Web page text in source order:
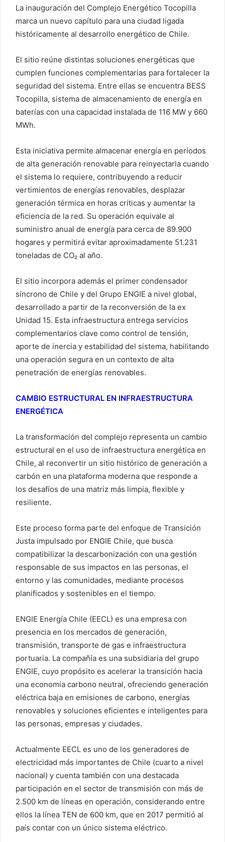
La inauguración del Complejo Energético Tocopilla
marca un nuevo capítulo para una ciudad ligada
históricamente al desarrollo energético de Chile.
El sitio reúne distintas soluciones energéticas que
cumplen funciones complementarias para fortalecer la
seguridad del sistema. Entre ellas se encuentra BESS
Tocopilla, sistema de almacenamiento de energía en
baterías con una capacidad instalada de 116 MW y 660
MWh.
Esta iniciativa permite almacenar energía en períodos
de alta generación renovable para reinyectarla cuando
el sistema lo requiere, contribuyendo a reducir
vertimientos de energías renovables, desplazar
generación térmica en horas críticas y aumentar la
eficiencia de la red. Su operación equivale al
suministro anual de energía para cerca de 89.900
hogares y permitirá evitar aproximadamente 51.231
toneladas de CO₂ al año.
El sitio incorpora además el primer condensador
síncrono de Chile y del Grupo ENGIE a nivel global,
desarrollado a partir de la reconversión de la ex
Unidad 15. Esta infraestructura entrega servicios
complementarios clave como control de tensión,
aporte de inercia y estabilidad del sistema, habilitando
una operación segura en un contexto de alta
penetración de energías renovables.
CAMBIO ESTRUCTURAL EN INFRAESTRUCTURA
ENERGÉTICA
La transformación del complejo representa un cambio
estructural en el uso de infraestructura energética en
Chile, al reconvertir un sitio histórico de generación a
carbón en una plataforma moderna que responde a
los desafíos de una matriz más limpia, flexible y
resiliente.
Este proceso forma parte del enfoque de Transición
Justa impulsado por ENGIE Chile, que busca
compatibilizar la descarbonización con una gestión
responsable de sus impactos en las personas, el
entorno y las comunidades, mediante procesos
planificados y sostenibles en el tiempo.
ENGIE Energía Chile (EECL) es una empresa con
presencia en los mercados de generación,
transmisión, transporte de gas e infraestructura
portuaria. La compañía es una subsidiaria del grupo
ENGIE, cuyo propósito es acelerar la transición hacia
una economía carbono neutral, ofreciendo generación
eléctrica baja en emisiones de carbono, energías
renovables y soluciones eficientes e inteligentes para
las personas, empresas y ciudades.
Actualmente EECL es uno de los generadores de
electricidad más importantes de Chile (cuarto a nivel
nacional) y cuenta también con una destacada
participación en el sector de transmisión con más de
2.500 km de líneas en operación, considerando entre
ellos la línea TEN de 600 km, que en 2017 permitió al
país contar con un único sistema eléctrico.